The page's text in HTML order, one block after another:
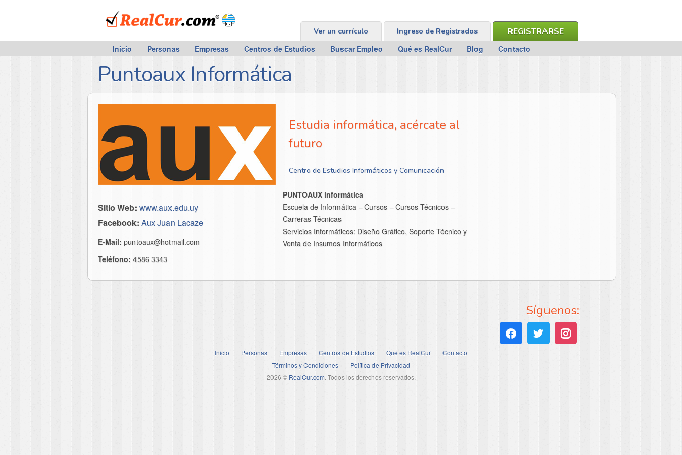
RealCur.com
REGISTRARSE
Ingreso de Registrados
Ver un currículo
Inicio Personas Empresas Centros de Estudios Buscar Empleo Qué es RealCur Blog Contacto
Puntoaux Informática
Sitio Web: www.aux.edu.uy
Facebook: Aux Juan Lacaze
E-Mail: puntoaux@hotmail.com
Teléfono: 4586 3343
Estudia informática, acércate al
futuro
Centro de Estudios Informáticos y Comunicación
PUNTOAUX informática
Escuela de Informática – Cursos – Cursos Técnicos –
Carreras Técnicas
Servicios Informáticos: Diseño Gráfico, Soporte Técnico y
Venta de Insumos Informáticos
Síguenos:
Inicio Personas Empresas Centros de Estudios Qué es RealCur
Contacto
Términos y Condiciones
Política de Privacidad
2026 © RealCur.com. Todos los derechos reservados.